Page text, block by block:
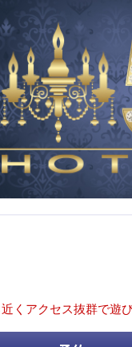
くアクセス抜群で遊